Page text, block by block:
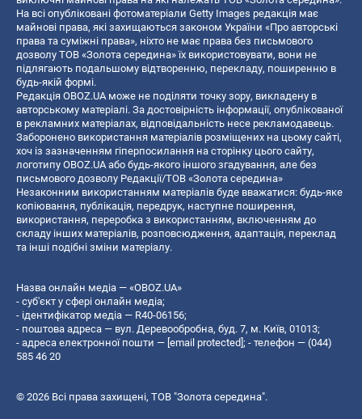
На всі опубліковані фотоматеріали Getty Images редакція має
майнові права, які захищаються законом України «Про авторські
права та суміжні права», ніхто не має права без письмового
дозволу ТОВ «Золота середина» їх використовувати, вони не
підлягають подальшому відтворенню, перекладу, поширенню в
будь-якій формі.
Редакція OBOZ.UA може не поділяти точку зору, викладену в
авторському матеріалі. За достовірність інформації, опублікованої
в рекламних матеріалах, відповідальність несе рекламодавець.
Заборонено використання матеріалів розміщених на цьому сайті,
хоч із зазначенням гіперпосилання на сторінку цього сайту,
логотипу OBOZ.UA або будь-якого іншого згадування, але без
письмового дозволу Редакції/ТОВ «Золота середина»
Незаконним використанням матеріалів буде вважатися: будь-яке
копiювання, публiкацiя, передрук, наступне поширення,
використання, переробка з використанням, включенням до
складу інших матеріалів, розповсюдження, адаптація, переклад
та інші подібні зміни матеріалу.
Назва онлайн медіа — «OBOZ.UA»
- суб'єкт у сфері онлайн медіа;
- ідентифікатор медіа — R40-06156;
- поштова адреса — вул. Деревообробна, буд. 7, м. Київ, 01013;
- адреса електронної пошти — [email protected] ; - телефон — (044)
585 46 20
© 2026 Всі права захищені, ТОВ "Золота середина".